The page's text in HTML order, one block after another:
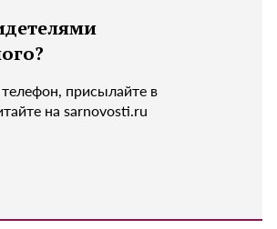
присылайте в
на sarnovosti.ru